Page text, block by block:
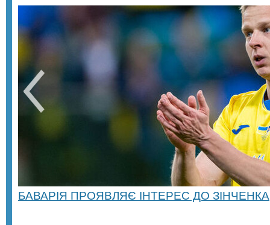
БАВАРІЯ ПРОЯВЛЯЄ ІНТЕРЕС ДО ЗІНЧЕНКА